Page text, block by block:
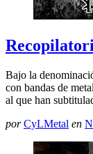
Bajo la
con bandas de
al que han
por CyLMetal en